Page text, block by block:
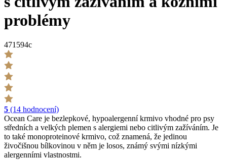
problémy
471594c
5 (14 hodnocení)
Ocean Care je bezlepkové, hypoalergenní krmivo vhodné pro psy
středních a velkých plemen s alergiemi nebo citlivým zažíváním. Je
to také monoproteinové krmivo, což znamená, že jedinou
živočišnou bílkovinou v něm je losos, známý svými nízkými
alergenními vlastnostmi.